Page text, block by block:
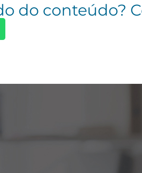
do conteúdo?